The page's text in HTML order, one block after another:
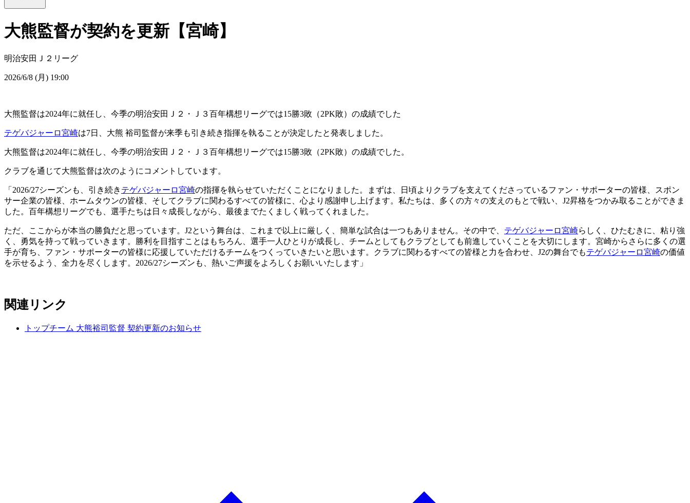
大熊監督が契約を更新【宮崎】
明治安田Ｊ２リーグ
2026/6/8 (月) 19:00
大熊監督は2024年に就任し、今季の明治安田Ｊ２・Ｊ３百年構想リーグでは15勝3敗（2PK敗）の成績でした
テゲバジャーロ宮崎は7日、大熊 裕司監督が来季も引き続き指揮を執ることが決定したと発表しました。
大熊監督は2024年に就任し、今季の明治安田Ｊ２・Ｊ３百年構想リーグでは15勝3敗（2PK敗）の成績でした。
クラブを通じて大熊監督は次のようにコメントしています。
「2026/27シーズンも、引き続き テゲバジャーロ宮崎の指揮を執らせていただくことになりました。まずは、日頃よりクラブを支えてくださっているファン・サポーターの皆様、スポン
サー企業の皆様、ホームタウンの皆様、そしてクラブに関わるすべての皆様に、心より感謝申し上げます。私たちは、多くの方々の支えのもとで戦い、J2昇格をつかみ取ることができま
した。百年構想リーグでも、選手たちは日々成長しながら、最後までたくましく戦ってくれました。
ただ、ここからが本当の勝負だと思っています。J2という舞台は、これまで以上に厳しく、簡単な試合は一つもありません。その中で、 テゲバジャーロ宮崎らしく、ひたむきに、粘り強
く、勇気を持って戦っていきます。勝利を目指すことはもちろん、選手一人ひとりが成長し、チームとしてもクラブとしても前進していくことを大切にします。宮崎からさらに多くの選
手が育ち、ファン・サポーターの皆様に応援していただけるチームをつくっていきたいと思います。クラブに関わるすべての皆様と力を合わせ、J2の舞台でもテゲバジャーロ宮崎の価値
を示せるよう、全力を尽くします。2026/27シーズンも、熱いご声援をよろしくお願いいたします」
関連リンク
トップチーム 大熊裕司監督 契約更新のお知らせ